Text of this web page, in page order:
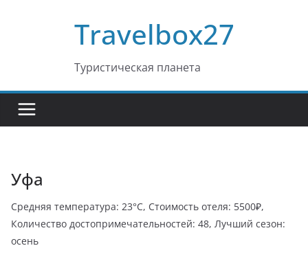
Travelbox27
Туристическая планета
Уфа
Средняя температура: 23°C, Стоимость отеля: 5500₽,
Количество достопримечательностей: 48, Лучший сезон:
осень